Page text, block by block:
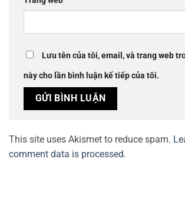
Lưu tên của tôi, email, và trang web
này cho lần bình luận kế tiếp của tôi.
This site uses Akismet to reduce spam.
comment data is processed.